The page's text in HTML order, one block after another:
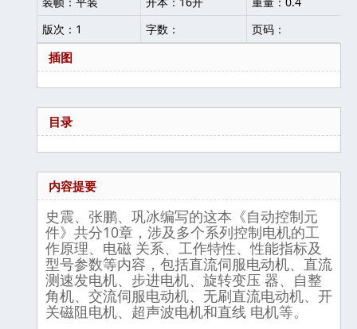
版次：1
字数： 页码：
插图
目录
内容提要
史震、张鹏、巩冰编写的这本《自动控制元
件》共分10章，涉及多个系列控制电机的工
作原理、电磁 关系、工作特性、性能指标及
型号参数等内容，包括直流伺服电动机、直流
测速发电机、步进电机、旋转变压 器、自整
角机、交流伺服电动机、无刷直流电动机、开
关磁阻电机、超声波电机和直线 电机等。